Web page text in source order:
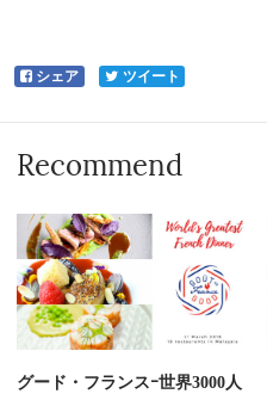
シェア ツイート
Recommend
グード・フランスｰ世界3000人